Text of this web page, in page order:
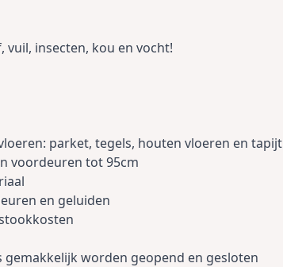
vuil, insecten, kou en vocht!
parket, tegels, houten vloeren en tapijt
voordeuren tot 95cm
en geluiden
worden geopend en gesloten